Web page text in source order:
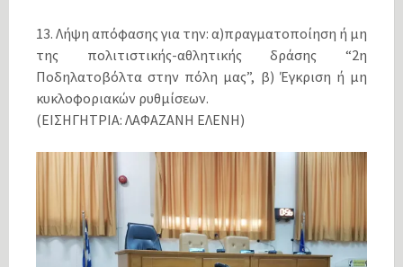
13. Λήψη απόφασης για την: α)πραγματοποίηση ή μη
της πολιτιστικής-αθλητικής δράσης “2η
Ποδηλατοβόλτα στην πόλη μας”, β) Έγκριση ή μη
κυκλοφοριακών ρυθμίσεων.
(ΕΙΣΗΓΗΤΡΙΑ: ΛΑΦΑΖΑΝΗ ΕΛΕΝΗ)